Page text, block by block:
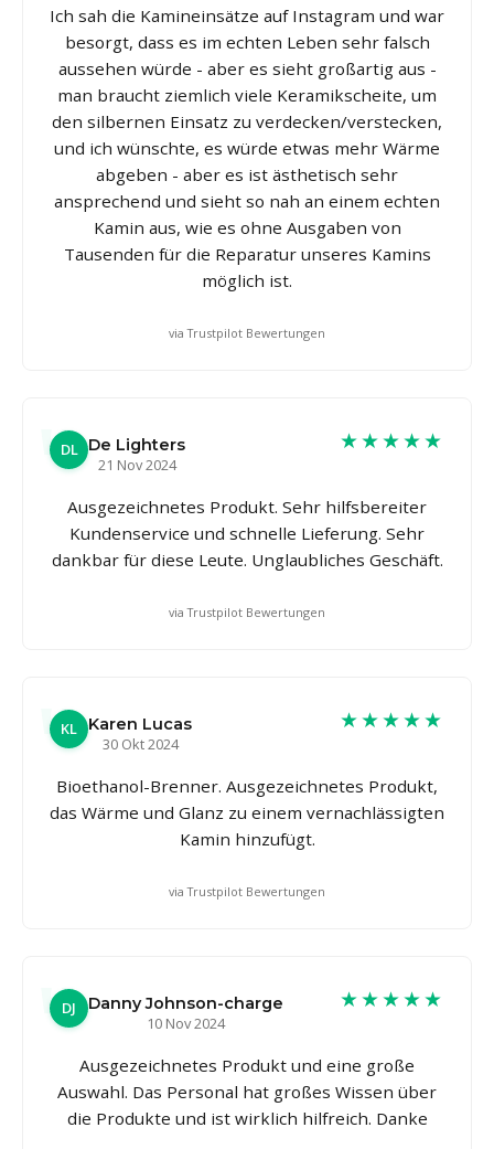
Ich sah die Kamineinsätze auf Instagram und war
besorgt, dass es im echten Leben sehr falsch
aussehen würde - aber es sieht großartig aus -
man braucht ziemlich viele Keramikscheite, um
den silbernen Einsatz zu verdecken/verstecken,
und ich wünschte, es würde etwas mehr Wärme
abgeben - aber es ist ästhetisch sehr
ansprechend und sieht so nah an einem echten
Kamin aus, wie es ohne Ausgaben von
Tausenden für die Reparatur unseres Kamins
möglich ist.
via Trustpilot Bewertungen
DL De Lighters
21 Nov 2024
★★★★★
Ausgezeichnetes Produkt. Sehr hilfsbereiter
Kundenservice und schnelle Lieferung. Sehr
dankbar für diese Leute. Unglaubliches Geschäft.
via Trustpilot Bewertungen
KL
Karen Lucas
30 Okt 2024
★★★★★
Bioethanol-Brenner. Ausgezeichnetes Produkt,
das Wärme und Glanz zu einem vernachlässigten
Kamin hinzufügt.
via Trustpilot Bewertungen
DJ
Danny Johnson-charge
10 Nov 2024
★★★★★
Ausgezeichnetes Produkt und eine große
Auswahl. Das Personal hat großes Wissen über
die Produkte und ist wirklich hilfreich. Danke